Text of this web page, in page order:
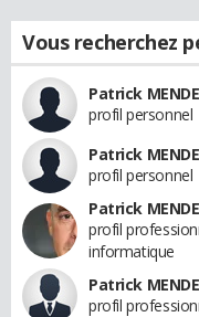
Vous recherchez
Patrick
profil personnel
Patrick
profil personnel
Patrick
profil
informatique
Patrick
profil